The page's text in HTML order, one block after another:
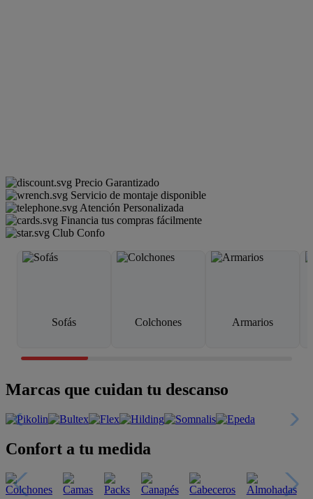
Precio Garantizado
Servicio de montaje disponible
Atención Personalizada
Financia tus compras fácilmente
Club Confo
Sofás Colchones Armarios
Marcas que cuidan tu descanso
Confort a tu medida